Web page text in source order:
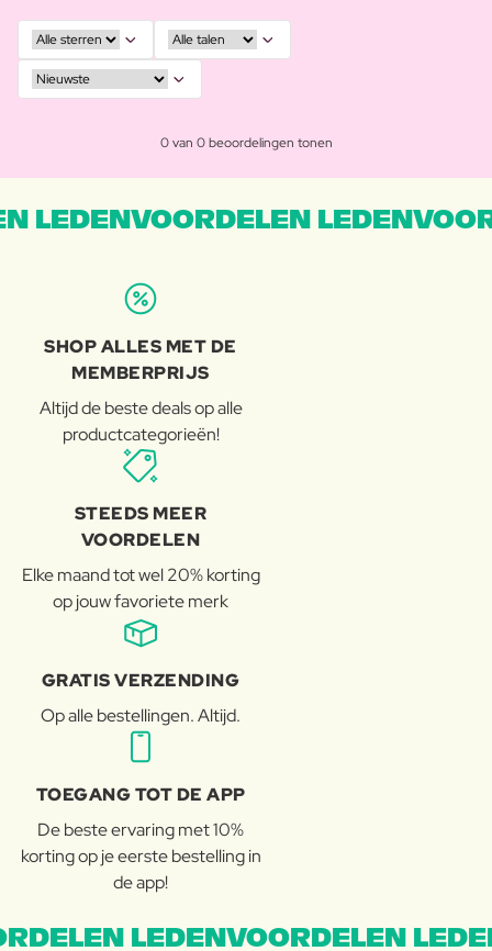
0 van 0 beoordelingen tonen
LEDENVOORDELEN
SHOP ALLES MET DE
MEMBERPRIJS
Altijd de beste deals op alle
productcategorieën!
STEEDS MEER
VOORDELEN
Elke maand tot wel 20% korting
op jouw favoriete merk
GRATIS VERZENDING
Op alle bestellingen. Altijd.
TOEGANG TOT DE APP
De beste ervaring met 10%
korting op je eerste bestelling in
de app!
LEDENVOORDELEN